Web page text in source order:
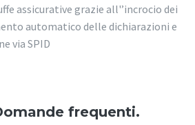
assicurative grazie all'’incrocio dei
automatico delle dichiarazioni e
via SPID
frequenti.